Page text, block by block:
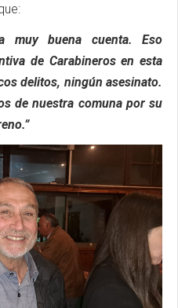
muy buena cuenta. Eso
de Carabineros en esta
delitos, ningún asesinato.
de nuestra comuna por su